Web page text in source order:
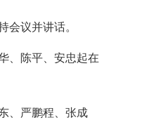
会议并讲话。
、陈平、安忠起在
、严鹏程、张成